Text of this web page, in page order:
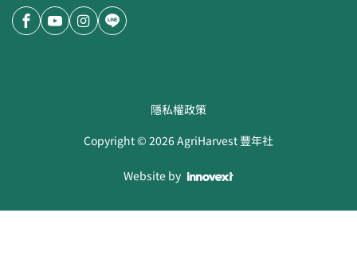
隱私權政策
Copyright ©2026AgriHarvest 豐年社
Website by